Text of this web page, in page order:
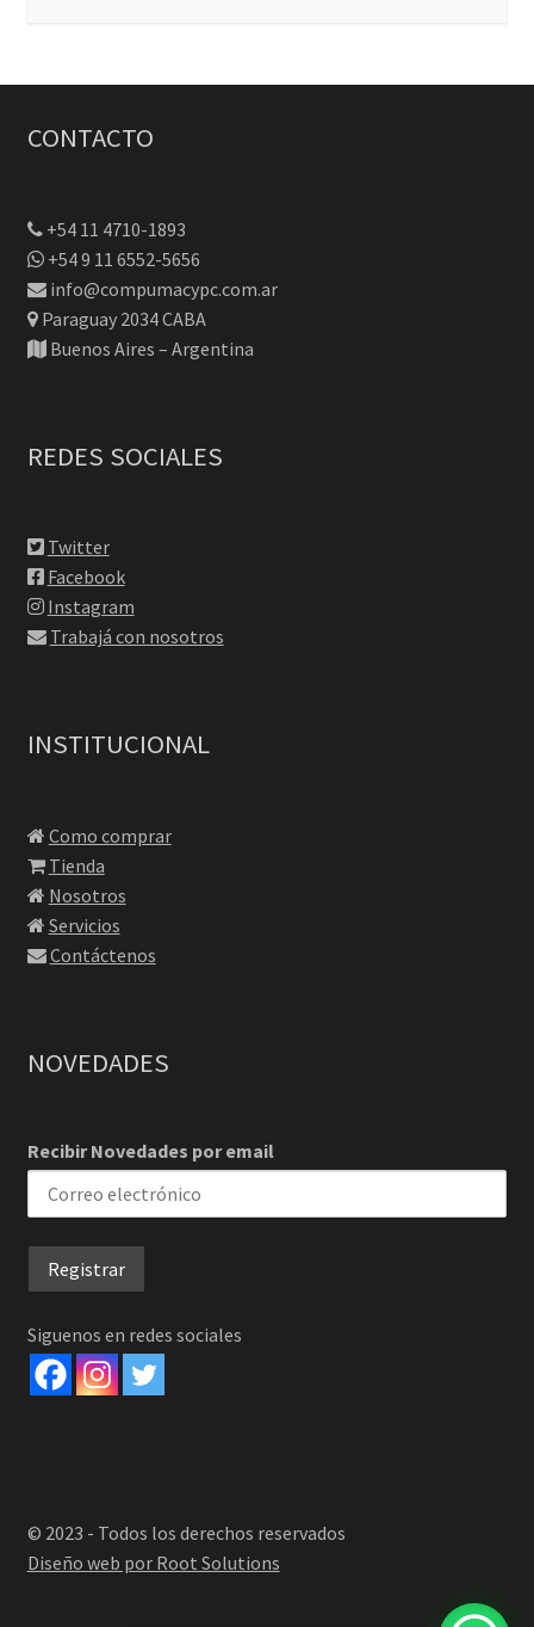
CONTACTO
+54 11 4710-1893
+54 9 11 6552-5656
info@compumacypc.com.ar
Paraguay 2034 CABA
Buenos Aires – Argentina
REDES SOCIALES
Twitter
Facebook
Instagram
Trabajá con nosotros
INSTITUCIONAL
Como comprar
Tienda
Nosotros
Servicios
Contáctenos
NOVEDADES
Recibir Novedades por email
Siguenos en redes sociales
© 2023 - Todos los derechos reservados
Diseño web por Root Solutions